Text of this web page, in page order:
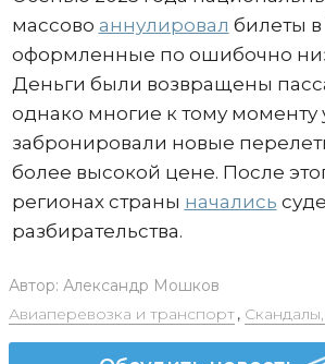
массово аннулировал билеты
оформленные по ошибочно
Деньги были возвращены
однако многие к тому моменту
забронировали новые
более высокой цене. После
регионах страны начались
разбирательства.
Автор: Александр Мошков
Авиаперевозка и транспорт,